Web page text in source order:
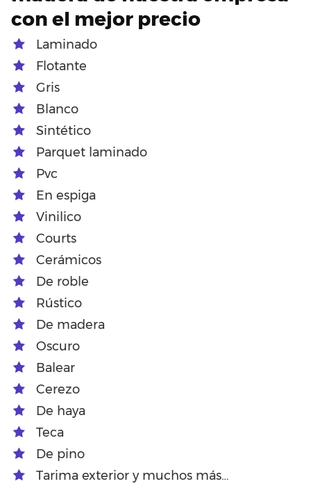
con el mejor precio
Laminado
Flotante
Gris
Blanco
Sintético
Parquet laminado
Pvc
En espiga
Vinilico
Courts
Cerámicos
De roble
Rústico
De madera
Oscuro
Balear
Cerezo
De haya
Teca
De pino
Tarima exterior y muchos más…